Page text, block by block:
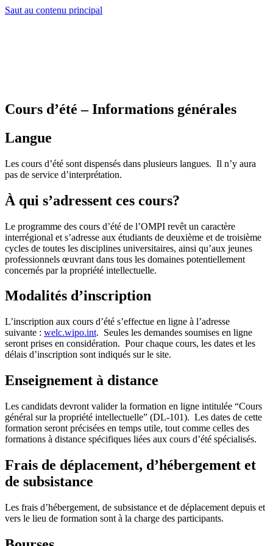
Saut au contenu principal
Cours d’été – Informations générales
Langue
Les cours d’été sont dispensés dans plusieurs langues. Il n’y aura
pas de service d’interprétation.
À qui s’adressent ces cours?
Le programme des cours d’été de l’OMPI revêt un caractère
interrégional et s’adresse aux étudiants de deuxième et de troisième
cycles de toutes les disciplines universitaires, ainsi qu’aux jeunes
professionnels œuvrant dans tous les domaines potentiellement
concernés par la propriété intellectuelle.
Modalités d’inscription
L’inscription aux cours d’été s’effectue en ligne à l’adresse
suivante : welc.wipo.int. Seules les demandes soumises en ligne
seront prises en considération. Pour chaque cours, les dates et les
délais d’inscription sont indiqués sur le site.
Enseignement à distance
Les candidats devront valider la formation en ligne intitulée “Cours
général sur la propriété intellectuelle” (DL-101). Les dates de cette
formation seront précisées en temps utile, tout comme celles des
formations à distance spécifiques liées aux cours d’été spécialisés.
Frais de déplacement, d’hébergement et
de subsistance
Les frais d’hébergement, de subsistance et de déplacement depuis et
vers le lieu de formation sont à la charge des participants.